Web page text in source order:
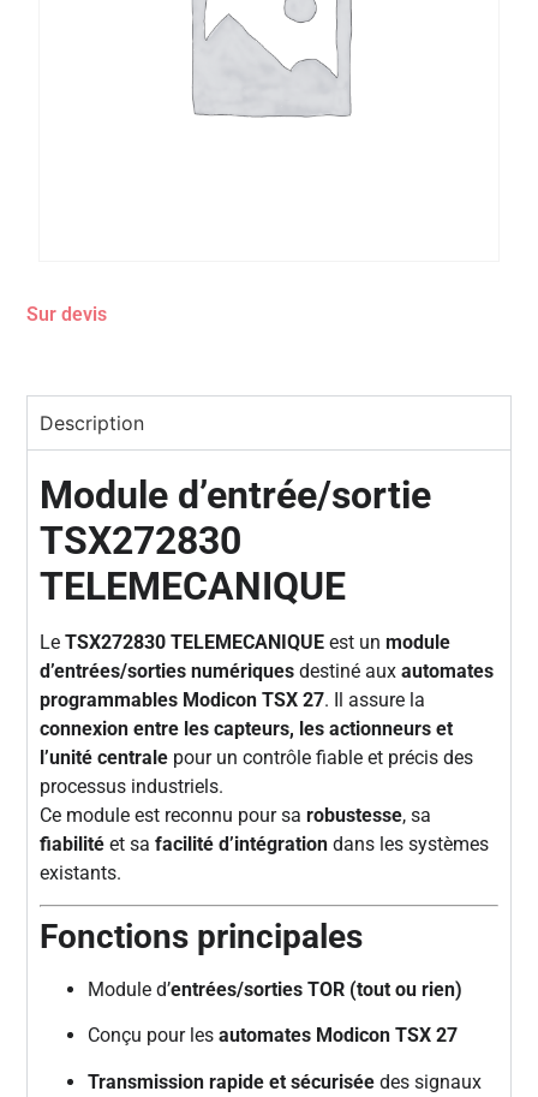
Sur devis
Description
Module d’entrée/sortie
TSX272830
TELEMECANIQUE
LeTSX272830 TELEMECANIQUE est unmodule
d’entrées/sorties numériques destiné auxautomates
programmables Modicon TSX 27. Il assure la
connexion entre les capteurs, les actionneurs et
l’unité centrale pour un contrôle fiable et précis des
processus industriels.
Ce module est reconnu pour sarobustesse, sa
fiabilité et safacilité d’intégration dans les systèmes
existants.
Fonctions principales
Module d’entrées/sorties TOR (tout ou rien)
Conçu pour lesautomates Modicon TSX 27
Transmission rapide et sécurisée des signaux